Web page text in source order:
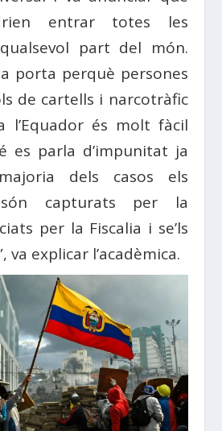
entrar totes les
part del món.
porta perquè persones
de cartells i narcotràfic
l’Equador és molt fàcil
es parla d’impunitat ja
dels casos els
són capturats per la
per la Fiscalia i se’ls
va explicar l’acadèmica.